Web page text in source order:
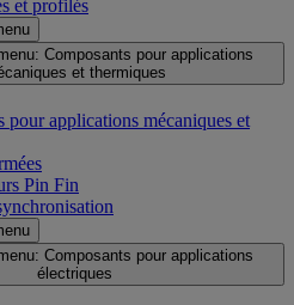
et profilés
Composants pour applications
et thermiques
pour applications mécaniques et
Pin Fin
Composants pour applications
électriques